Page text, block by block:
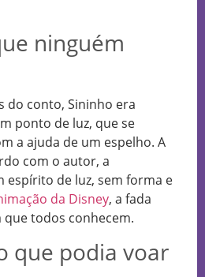
ninguém
do conto, Sininho era
ponto de luz, que se
a ajuda de um espelho. A
com o autor, a
espírito de luz, sem forma e
da Disney, a fada
todos conhecem.
que podia voar